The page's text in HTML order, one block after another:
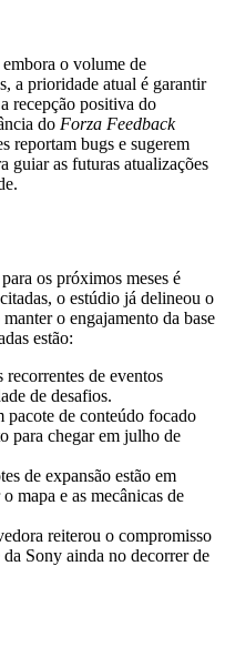
o volume de
a prioridade atual é garantir
recepção positiva do
do Forza Feedback
reportam bugs e sugerem
guiar as futuras atualizações
os próximos meses é
o estúdio já delineou o
o engajamento da base
estão:
recorrentes de eventos
de desafios.
pacote de conteúdo focado
para chegar em julho de
de expansão estão em
mapa e as mecânicas de
reiterou o compromisso
Sony ainda no decorrer de